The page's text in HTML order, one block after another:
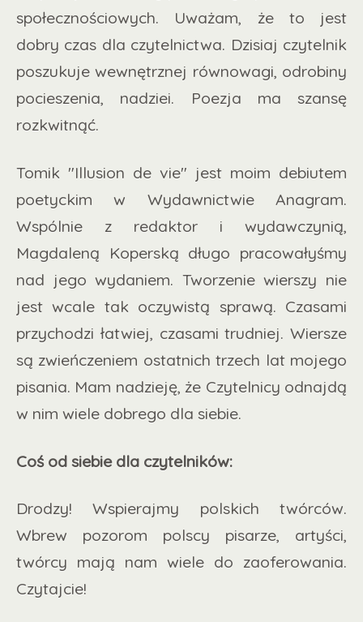
społecznościowych. Uważam, że to jest
dobry czas dla czytelnictwa. Dzisiaj czytelnik
poszukuje wewnętrznej równowagi, odrobiny
pocieszenia, nadziei. Poezja ma szansę
rozkwitnąć.
Tomik "Illusion de vie" jest moim debiutem
poetyckim w Wydawnictwie Anagram.
Wspólnie z redaktor i wydawczynią,
Magdaleną Koperską długo pracowałyśmy
nad jego wydaniem. Tworzenie wierszy nie
jest wcale tak oczywistą sprawą. Czasami
przychodzi łatwiej, czasami trudniej. Wiersze
są zwieńczeniem ostatnich trzech lat mojego
pisania. Mam nadzieję, że Czytelnicy odnajdą
w nim wiele dobrego dla siebie.
Coś od siebie dla czytelników:
Drodzy! Wspierajmy polskich twórców.
Wbrew pozorom polscy pisarze, artyści,
twórcy mają nam wiele do zaoferowania.
Czytajcie!